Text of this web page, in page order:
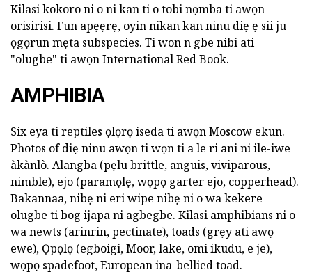
Kilasi kokoro ni o ni kan ti o tobi nọmba ti awọn
orisirisi. Fun apẹẹrẹ, oyin nikan kan ninu diẹ ẹ sii ju
ọgọrun mẹta subspecies. Ti won n gbe nibi ati
"olugbe" ti awọn International Red Book.
AMPHIBIA
Six eya ti reptiles ọlọrọ iseda ti awọn Moscow ekun.
Photos of diẹ ninu awọn ti wọn ti a le ri ani ni ile-iwe
àkànlò. Alangba (pẹlu brittle, anguis, viviparous,
nimble), ejo (paramọlẹ, wọpọ garter ejo, copperhead).
Bakannaa, nibẹ ni eri wipe nibẹ ni o wa kekere
olugbe ti bog ijapa ni agbegbe. Kilasi amphibians ni o
wa newts (arinrin, pectinate), toads (grẹy ati awọ
ewe), Ọpọlọ (egboigi, Moor, lake, omi ikudu, e je),
wọpọ spadefoot, European ina-bellied toad.